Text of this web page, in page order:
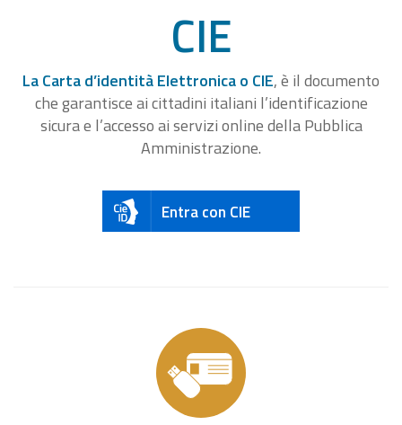
CIE
La Carta d’identità Elettronica o CIE, è il documento
che garantisce ai cittadini italiani l’identificazione
sicura e l’accesso ai servizi online della Pubblica
Amministrazione.
Entra con CIE